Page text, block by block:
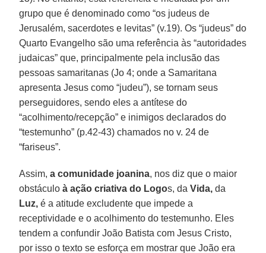
grupo que é denominado como “os judeus de
Jerusalém, sacerdotes e levitas” (v.19). Os “judeus” do
Quarto Evangelho são uma referência às “autoridades
judaicas” que, principalmente pela inclusão das
pessoas samaritanas (Jo 4; onde a Samaritana
apresenta Jesus como “judeu”), se tornam seus
perseguidores, sendo eles a antítese do
“acolhimento/recepção” e inimigos declarados do
“testemunho” (p.42-43) chamados no v. 24 de
“fariseus”.
Assim, a comunidade joanina, nos diz que o maior
obstáculoà ação criativa do Logos, daVida, da
Luz, é a atitude excludente que impede a
receptividade e o acolhimento do testemunho. Eles
tendem a confundir João Batista com Jesus Cristo,
por isso o texto se esforça em mostrar que João era